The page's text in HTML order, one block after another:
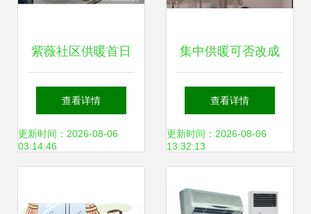
紫薇社区供暖首日
暖意阵阵，关怀满
满
查看详情
更新时间：2026-08-06
03:14:46
集中供暖可否改成
壁挂炉供暖？
查看详情
更新时间：2026-08-06
13:32:13